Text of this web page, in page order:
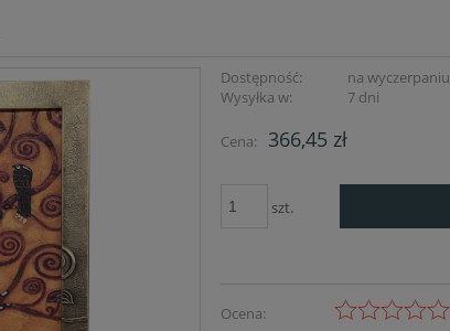
Dostępność:
na wyczerpaniu
Wysyłka w:
7 dni
Cena: 366,45 zł
szt.
Ocena: